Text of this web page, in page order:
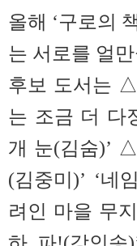
올해 ‘구로의
는 서로를 얼
후보 도서는 △
는 조금 더 다
개 눈(김숨)’
(김중미)’ ‘네
려인 마을 무